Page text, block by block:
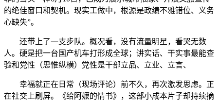
的绝佳窗口和契机。现实工做中，根源是政绩不雅错位、义务
心缺失”。
还带上了一支步队。概况看，没有流量明星，看哭无数
人。硬是把一台国产机车打形成全球；讲实话、干实事最能查
验和党性（思惟纵横）党性是干部立品、立业、立言、
幸福就正在日常（现场评论）前不久，再次激发思虑。正
在社交上刷屏。《给阿嬷的情书》，这部小成本片子却持续摘